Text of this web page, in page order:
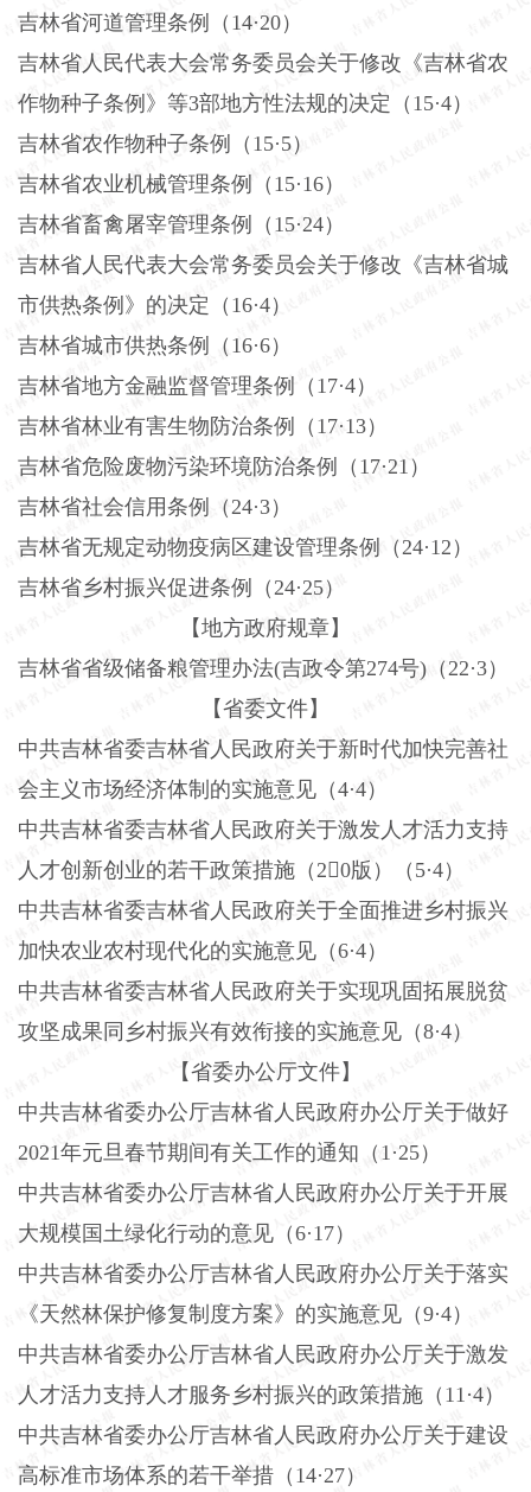
吉林省河道管理条例（ 14·20）
吉林省人民代表大会常务委员会关于修改《吉林省农
作物种子条例》等3部地方性法规的决定（15·4）
吉林省农作物种子条例（ 15·5）
吉林省农业机械管理条例（ 15·16）
吉林省畜禽屠宰管理条例（ 15·24）
吉林省人民代表大会常务委员会关于修改《吉林省城
市供热条例》的决定（ 16·4）
吉林省城市供热条例（ 16·6）
吉林省地方金融监督管理条例（ 17·4）
吉林省林业有害生物防治条例（ 17·13）
吉林省危险废物污染环境防治条例（ 17·21）
吉林省社会信用条例（ 24·3）
吉林省无规定动物疫病区建设管理条例（ 24·12）
吉林省乡村振兴促进条例（ 24·25）
【地方政府规章】
吉林省省级储备粮管理办法(吉政令第274号)（22·3）
【省委文件】
中共吉林省委吉林省人民政府关于新时代加快完善社
会主义市场经济体制的实施意见（4·4）
中共吉林省委吉林省人民政府关于激发人才活力支持
人才创新创业的若干政策措施（ 20版）（5·4）
中共吉林省委吉林省人民政府关于全面推进乡村振兴
加快农业农村现代化的实施意见（6·4）
中共吉林省委吉林省人民政府关于实现巩固拓展脱贫
攻坚成果同乡村振兴有效衔接的实施意见（8·4）
【省委办公厅文件】
中共吉林省委办公厅吉林省人民政府办公厅关于做好
2021年元旦春节期间有关工作的通知（1·25）
中共吉林省委办公厅吉林省人民政府办公厅关于开展
大规模国土绿化行动的意见（6·17）
中共吉林省委办公厅吉林省人民政府办公厅关于落实
《天然林保护修复制度方案》的实施意见（9·4）
中共吉林省委办公厅吉林省人民政府办公厅关于激发
人才活力支持人才服务乡村振兴的政策措施（ 11·4）
中共吉林省委办公厅吉林省人民政府办公厅关于建设
高标准市场体系的若干举措（ 14·27）